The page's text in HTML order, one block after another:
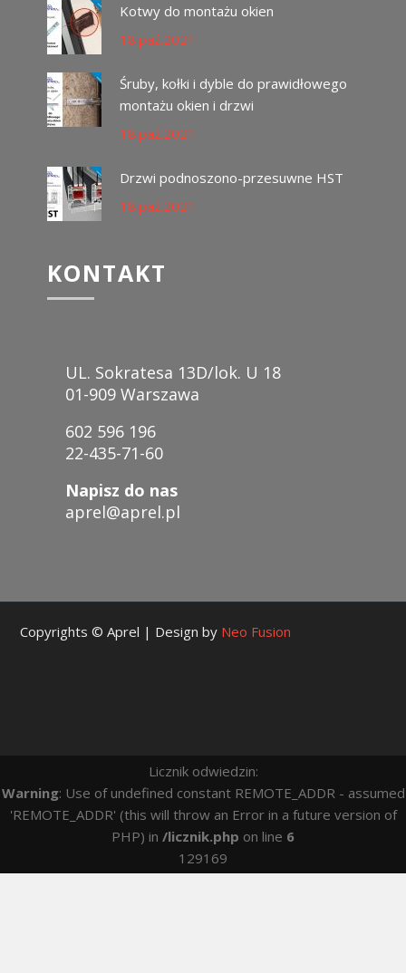
Kotwy do montażu okien
18.paź.2021
Śruby, kołki i dyble do prawidłowego
montażu okien i drzwi
18.paź.2021
Drzwi podnoszono-przesuwne HST
18.paź.2021
KONTAKT
UL. Sokratesa 13D/lok. U 18
01-909 Warszawa
602 596 196
22-435-71-60
Napisz do nas
aprel@aprel.pl
Copyrights © Aprel | Design by Neo Fusion
Licznik odwiedzin:
Warning: Use of undefined constant REMOTE_ADDR - assumed
'REMOTE_ADDR' (this will throw an Error in a future version of
PHP) in /licznik.php on line 6
129169